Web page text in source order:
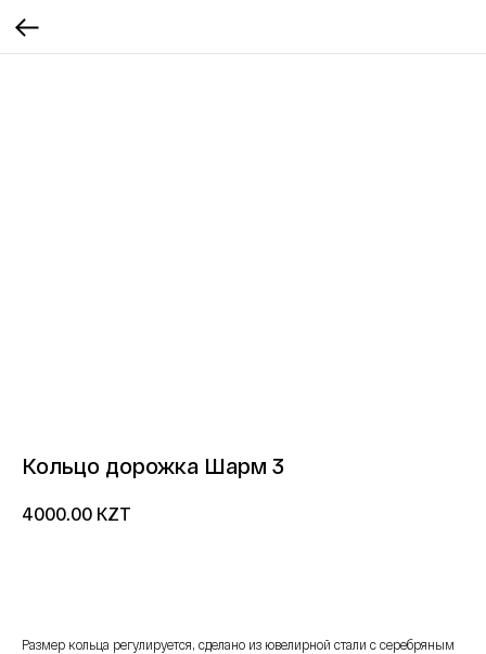
Кольцо дорожка Шарм 3
4000.00 KZT
Размер кольца регулируется, сделано из ювелирной стали с серебряным